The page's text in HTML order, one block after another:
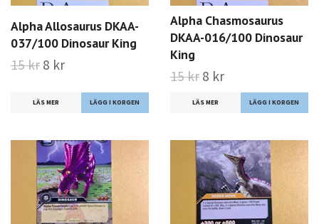
Alpha Allosaurus DKAA-
037/100 Dinosaur King
15 kr 8 kr
LÄS MER
Alpha Chasmosaurus
DKAA-016/100 Dinosaur
King
15 kr 8 kr
LÄS MER